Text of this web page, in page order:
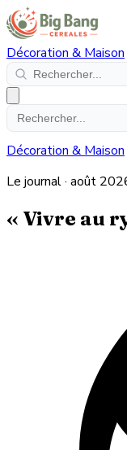
Décoration & Maison
Décoration & Maison
Le journal · août
« Vivre au